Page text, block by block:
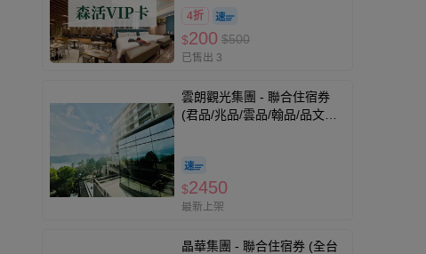
4折
$200 $500
已售出 3
雲朗觀光集團 - 聯合住宿券
(君品/兆品/雲品/翰品/品文旅/
$2450
最新上架
晶華集團 - 聯合住宿券 (全台